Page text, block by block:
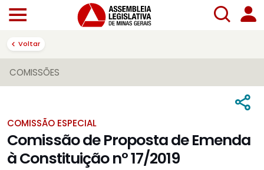
Voltar
COMISSÕES
COMISSÃO ESPECIAL
Comissão de Proposta de Emenda
à Constituição nº 17/2019